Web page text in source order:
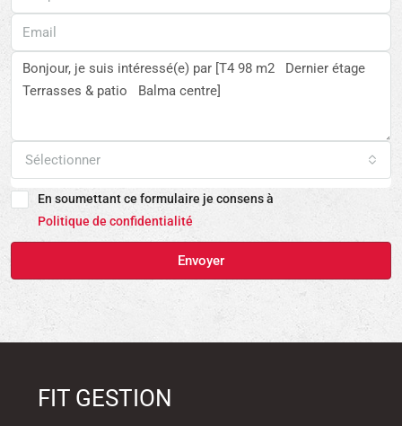
Sélectionner
En soumettant ce formulaire je consens à
Politique de confidentialité
Envoyer
FIT GESTION